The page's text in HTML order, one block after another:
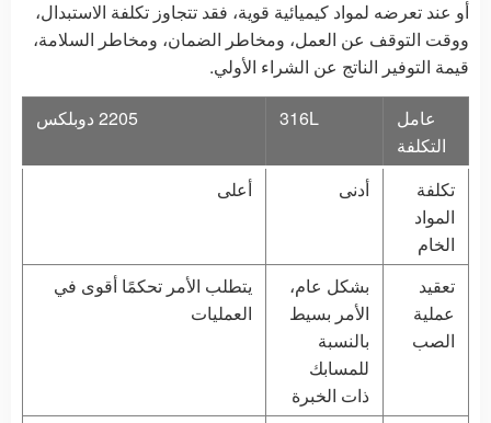
أو عند تعرضه لمواد كيميائية قوية، فقد تتجاوز تكلفة الاستبدال،
ووقت التوقف عن العمل، ومخاطر الضمان، ومخاطر السلامة،
قيمة التوفير الناتج عن الشراء الأولي.
عامل
التكلفة
316L 2205 دوبلكس
تكلفة
المواد
الخام
أدنى أعلى
تعقيد
عملية
الصب
بشكل عام،
الأمر بسيط
بالنسبة
للمسابك
ذات الخبرة
يتطلب الأمر تحكمًا أقوى في
العمليات